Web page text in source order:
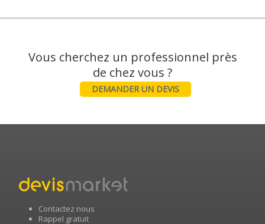
Vous cherchez un professionnel près
DEMANDER UN DEVIS
Contactez nous
Rappel gratuit